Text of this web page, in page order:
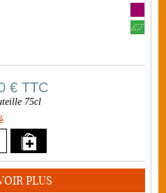
€TTC
75cl
PLUS